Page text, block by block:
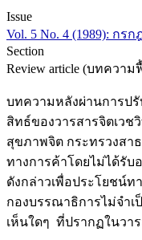
Issue
Vol. 5 No. 4 (1989): กร
Section
Review article (บทควา
บทความหลังผ่านการป
สิทธ์ของวารสารจิตเว
สุขภาพจิต กระทรวงสา
ทางการค้าโดยไม่ได้รั
ดังกล่าวเพื่อประโยชน์
กองบรรณาธิการไม่จำ
เห็นใดๆ ที่ปรากฏในวา